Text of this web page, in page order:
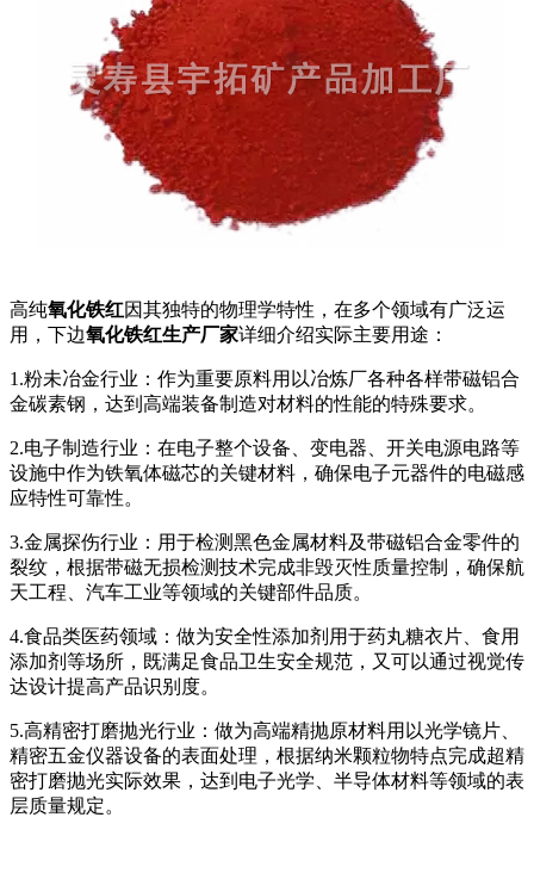
高纯氧化铁红因其独特的物理学特性，在多个领域有广泛运
用，下边氧化铁红生产厂家详细介绍实际主要用途：
1.粉未冶金行业：作为重要原料用以冶炼厂各种各样带磁铝合
金碳素钢，达到高端装备制造对材料的性能的特殊要求。
2.电子制造行业：在电子整个设备、变电器、开关电源电路等
设施中作为铁氧体磁芯的关键材料，确保电子元器件的电磁感
应特性可靠性。
3.金属探伤行业：用于检测黑色金属材料及带磁铝合金零件的
裂纹，根据带磁无损检测技术完成非毁灭性质量控制，确保航
天工程、汽车工业等领域的关键部件品质。
4.食品类医药领域：做为安全性添加剂用于药丸糖衣片、食用
添加剂等场所，既满足食品卫生安全规范，又可以通过视觉传
达设计提高产品识别度。
5.高精密打磨抛光行业：做为高端精抛原材料用以光学镜片、
精密五金仪器设备的表面处理，根据纳米颗粒物特点完成超精
密打磨抛光实际效果，达到电子光学、半导体材料等领域的表
层质量规定。